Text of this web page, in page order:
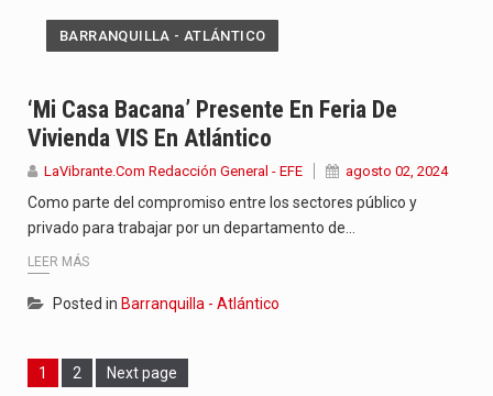
BARRANQUILLA - ATLÁNTICO
‘Mi Casa Bacana’ Presente En Feria De
Vivienda VIS En Atlántico
LaVibrante.Com Redacción General - EFE agosto 02, 2024
Como parte del compromiso entre los sectores público y
privado para trabajar por un departamento de…
LEER MÁS
Posted in Barranquilla - Atlántico
Page
1 Page
2 Next page